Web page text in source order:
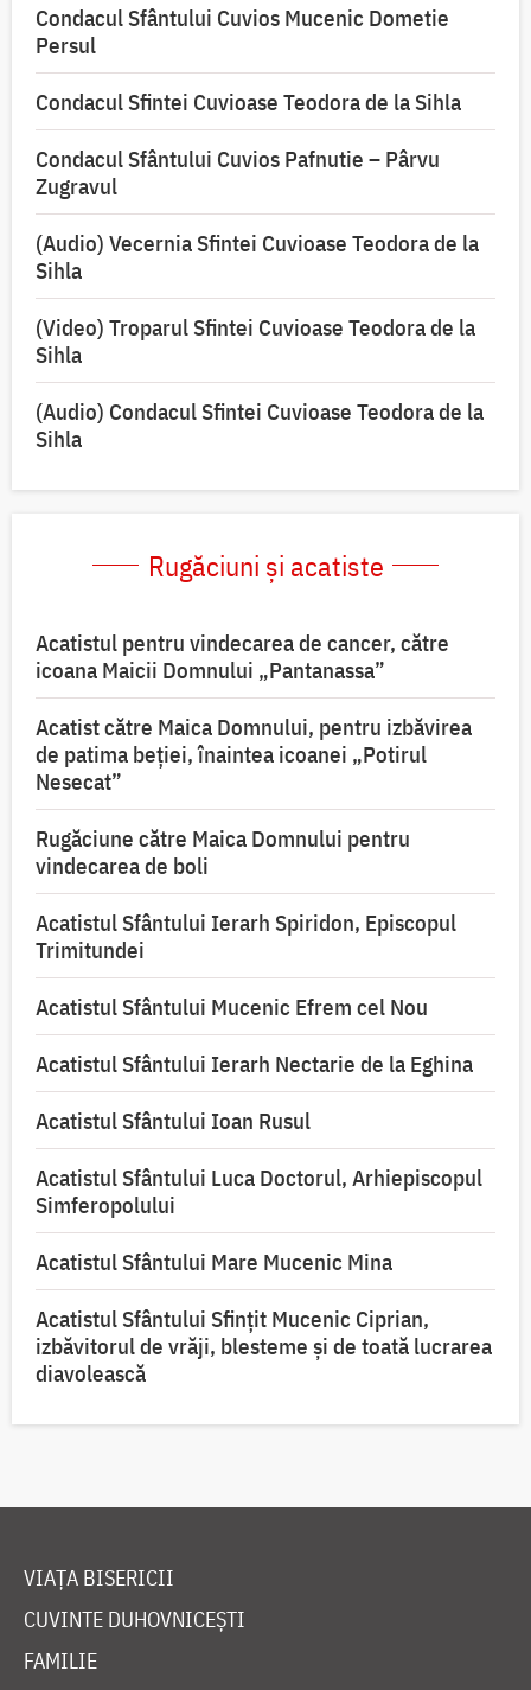
Condacul Sfântului Cuvios Mucenic Dometie
Persul
Condacul Sfintei Cuvioase Teodora de la Sihla
Condacul Sfântului Cuvios Pafnutie – Pârvu
Zugravul
(Audio) Vecernia Sfintei Cuvioase Teodora de la
Sihla
(Video) Troparul Sfintei Cuvioase Teodora de la
Sihla
(Audio) Condacul Sfintei Cuvioase Teodora de la
Sihla
Rugăciuni și acatiste
Acatistul pentru vindecarea de cancer, către
icoana Maicii Domnului „Pantanassa”
Acatist către Maica Domnului, pentru izbăvirea
de patima beției, înaintea icoanei „Potirul
Nesecat”
Rugăciune către Maica Domnului pentru
vindecarea de boli
Acatistul Sfântului Ierarh Spiridon, Episcopul
Trimitundei
Acatistul Sfântului Mucenic Efrem cel Nou
Acatistul Sfântului Ierarh Nectarie de la Eghina
Acatistul Sfântului Ioan Rusul
Acatistul Sfântului Luca Doctorul, Arhiepiscopul
Simferopolului
Acatistul Sfântului Mare Mucenic Mina
Acatistul Sfântului Sfințit Mucenic Ciprian,
izbăvitorul de vrăji, blesteme și de toată lucrarea
diavolească
VIAȚA BISERICII
CUVINTE DUHOVNICEȘTI
FAMILIE